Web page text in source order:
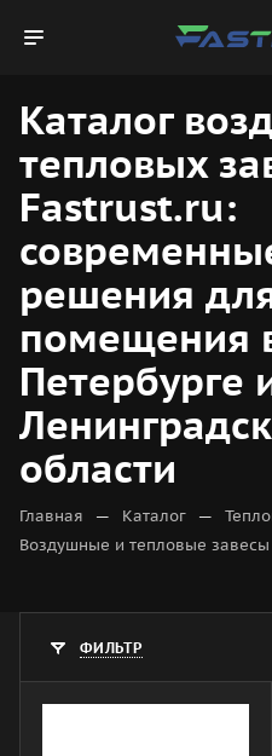
Каталог
тепловых
Fastrust.ru:
решения
помещения
Петербурге
области
Главная — Каталог —
Воздушные и тепловые завесы
ФИЛЬТР